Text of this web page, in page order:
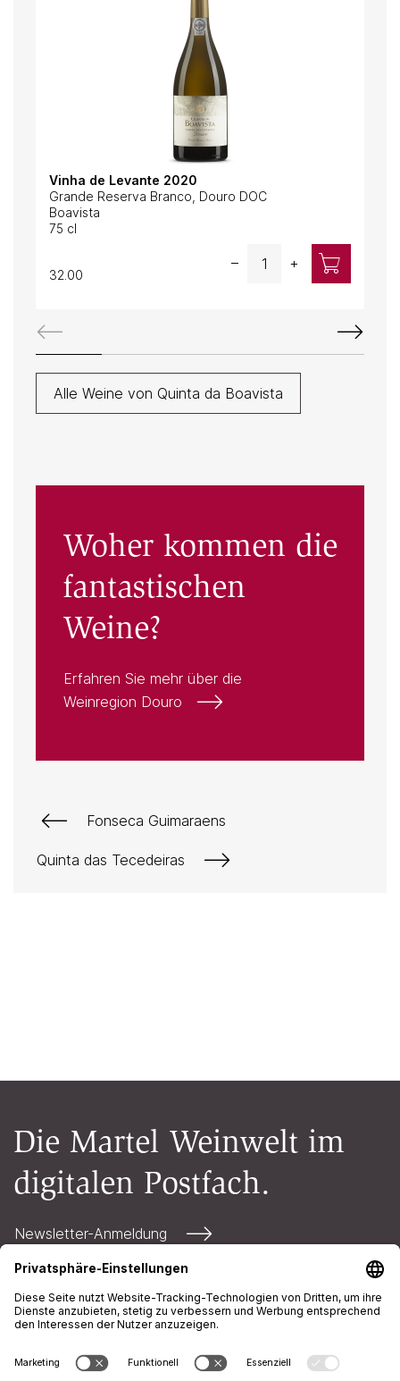
Vinha de Levante 2020
Grande Reserva Branco, Douro DOC
Boavista
75 cl
32.00
– +
Alle Weine von Quinta da Boavista
Woher kommen die
fantastischen
Weine?
Erfahren Sie mehr über die
Weinregion Douro
Fonseca Guimaraens
Quinta das Tecedeiras
Die Martel Weinwelt im
digitalen Postfach.
Newsletter-Anmeldung
Kontakt
AGB